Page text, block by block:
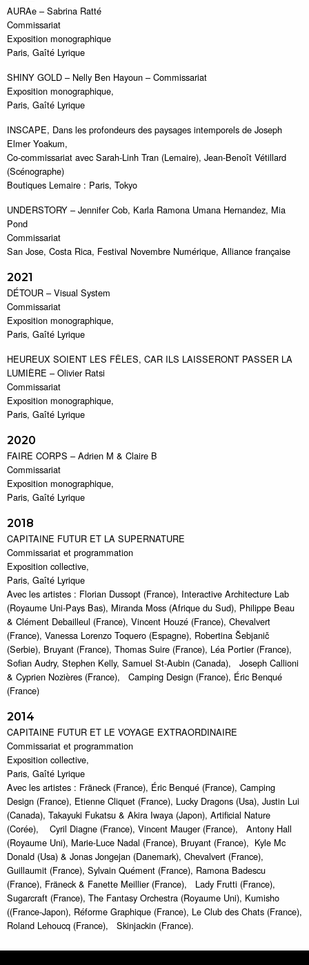
AURAe – Sabrina Ratté
Commissariat
Exposition monographique
Paris, Gaîté Lyrique
SHINY GOLD – Nelly Ben Hayoun – Commissariat
Exposition monographique,
Paris, Gaîté Lyrique
INSCAPE, Dans les profondeurs des paysages intemporels de Joseph
Elmer Yoakum,
Co-commissariat avec Sarah-Linh Tran (Lemaire), Jean-Benoît Vétillard
(Scénographe)
Boutiques Lemaire : Paris, Tokyo
UNDERSTORY – Jennifer Cob, Karla Ramona Umana Hernandez, Mia
Pond
Commissariat
San Jose, Costa Rica, Festival Novembre Numérique, Alliance française
2021
DÉTOUR – Visual System
Commissariat
Exposition monographique,
Paris, Gaîté Lyrique
HEUREUX SOIENT LES FÊLES, CAR ILS LAISSERONT PASSER LA
LUMIÈRE – Olivier Ratsi
Commissariat
Exposition monographique,
Paris, Gaîté Lyrique
2020
FAIRE CORPS – Adrien M & Claire B
Commissariat
Exposition monographique,
Paris, Gaîté Lyrique
2018
CAPITAINE FUTUR ET LA SUPERNATURE
Commissariat et programmation
Exposition collective,
Paris, Gaîté Lyrique
Avec les artistes : Florian Dussopt (France), Interactive Architecture Lab
(Royaume Uni-Pays Bas), Miranda Moss (Afrique du Sud), Philippe Beau
& Clément Debailleul (France), Vincent Houzé (France), Chevalvert
(France), Vanessa Lorenzo Toquero (Espagne), Robertina Šebjanič
(Serbie), Bruyant (France), Thomas Suire (France), Léa Portier (France),
Sofian Audry, Stephen Kelly, Samuel St-Aubin (Canada), Joseph Callioni
& Cyprien Nozières (France), Camping Design (France), Éric Benqué
(France)
2014
CAPITAINE FUTUR ET LE VOYAGE EXTRAORDINAIRE
Commissariat et programmation
Exposition collective,
Paris, Gaîté Lyrique
Avec les artistes : Fräneck (France), Éric Benqué (France), Camping
Design (France), Etienne Cliquet (France), Lucky Dragons (Usa), Justin Lui
(Canada), Takayuki Fukatsu & Akira Iwaya (Japon), Artificial Nature
(Corée), Cyril Diagne (France), Vincent Mauger (France), Antony Hall
(Royaume Uni), Marie-Luce Nadal (France), Bruyant (France), Kyle Mc
Donald (Usa) & Jonas Jongejan (Danemark), Chevalvert (France),
Guillaumit (France), Sylvain Quément (France), Ramona Badescu
(France), Fräneck & Fanette Meillier (France), Lady Frutti (France),
Sugarcraft (France), The Fantasy Orchestra (Royaume Uni), Kumisho
((France-Japon), Réforme Graphique (France), Le Club des Chats (France),
Roland Lehoucq (France), Skinjackin (France).